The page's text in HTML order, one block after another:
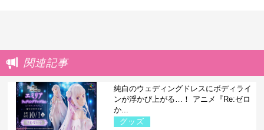
関連記事
純白のウェディングドレスにボディライ
ンが浮かび上がる…！ アニメ『Re:ゼロ
か...
グッズ